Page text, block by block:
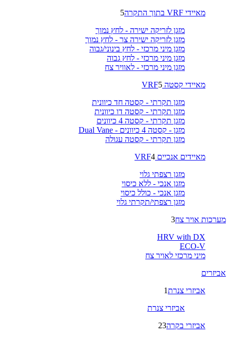
מאיידי VRF בתוך התקרה
5
מזגן לזריקה ישירה - לחץ נמוך
מזגן לזריקה ישירה צר - לחץ נמוך
מזגן מיני מרכזי - לחץ בינוני/גבוה
מזגן מיני מרכזי - לחץ גבוה
מזגן מיני מרכזי - לאוויר צח
מאיידי קסטה VRF 5
מזגן תקרתי - קסטה חד כיוונית
מזגן תקרתי - קסטה דו כיוונית
מזגן תקרתי - קסטה 4 כיוונים
מזגן - קסטה 4 כיוונים - Dual Vane
מזגן תקרתי - קסטה עגולה
מאיידים אנכיים VRF 4
מזגן רצפתי גלוי
מזגן אנכי - ללא כיסוי
מזגן אנכי - כולל כיסוי
מזגן רצפתי/תקרתי גלוי
מערכות אויר צח3
HRV with DX
ECO-V
מיני מרכזי לאויר צח
אביזרים
אביזרי צנרת1
אביזרי צנרת
אביזרי בקרה23